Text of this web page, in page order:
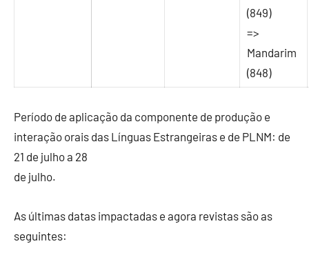
(849)
=>
Mandarim
(848)
Período de aplicação da componente de produção e
interação orais das Línguas Estrangeiras e de PLNM: de
21 de julho a 28
de julho.
As últimas datas impactadas e agora revistas são as
seguintes: